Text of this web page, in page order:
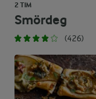
2 TIM
Smördeg
(426)